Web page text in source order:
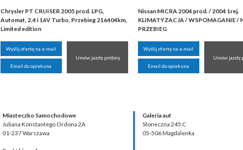
Chrysler PT CRUISER 2005 prod. LPG,
Automat, 2.4 i 16V Turbo, Przebieg 216404km,
Limited edition
Wyślij ofertę na e-mail
Email do opiekuna
Umów jazdę próbną
Nissan MICRA 2004 prod. / 2004 1rej.
KLIMATYZACJA / WSPOMAGANIE /
PRZEBIEG
Wyślij ofertę na e-mail
Email do opiekuna
Umów jazdę
Miasteczko Samochodowe
Juliana Konstantego Ordona 2A
01-237 Warszawa
Galeria aut
Słoneczna 245 C
05-506 Magdalenka